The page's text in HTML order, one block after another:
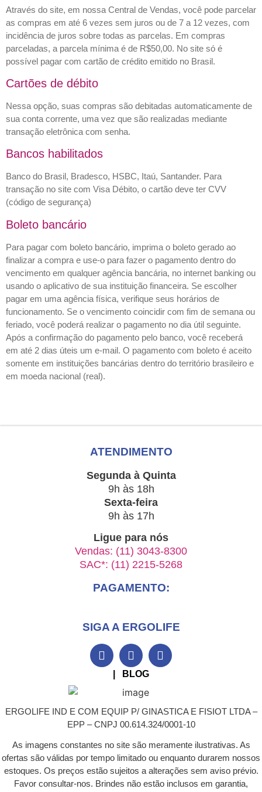
Através do site, em nossa Central de Vendas, você pode parcelar
as compras em até 6 vezes sem juros ou de 7 a 12 vezes, com
incidência de juros sobre todas as parcelas. Em compras
parceladas, a parcela mínima é de R$50,00. No site só é
possível pagar com cartão de crédito emitido no Brasil.
Cartões de débito
Nessa opção, suas compras são debitadas automaticamente de
sua conta corrente, uma vez que são realizadas mediante
transação eletrônica com senha.
Bancos habilitados
Banco do Brasil, Bradesco, HSBC, Itaú, Santander. Para
transação no site com Visa Débito, o cartão deve ter CVV
(código de segurança)
Boleto bancário
Para pagar com boleto bancário, imprima o boleto gerado ao
finalizar a compra e use-o para fazer o pagamento dentro do
vencimento em qualquer agência bancária, no internet banking ou
usando o aplicativo de sua instituição financeira. Se escolher
pagar em uma agência física, verifique seus horários de
funcionamento. Se o vencimento coincidir com fim de semana ou
feriado, você poderá realizar o pagamento no dia útil seguinte.
Após a confirmação do pagamento pelo banco, você receberá
em até 2 dias úteis um e-mail. O pagamento com boleto é aceito
somente em instituições bancárias dentro do território brasileiro e
em moeda nacional (real).
ATENDIMENTO
Segunda à Quinta
9h às 18h
Sexta-feira
9h às 17h
Ligue para nós
Vendas: (11) 3043-8300
SAC*: (11) 2215-5268
PAGAMENTO:
SIGA A ERGOLIFE
| BLOG
ERGOLIFE IND E COM EQUIP P/ GINASTICA E FISIOT LTDA –
EPP – CNPJ 00.614.324/0001-10
As imagens constantes no site são meramente ilustrativas. As
ofertas são válidas por tempo limitado ou enquanto durarem nossos
estoques. Os preços estão sujeitos a alterações sem aviso prévio.
Favor consultar-nos. Brindes não estão inclusos em garantia,